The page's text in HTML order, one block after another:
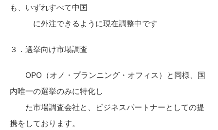
も、いずれすべて中国
に外注できるように現在調整中です
３．選挙向け市場調査
OPO（オノ・プランニング・オフィス）と同様、国
内唯一の選挙のみに特化し
た市場調査会社と、ビジネスパートナーとしての提
携をしております。